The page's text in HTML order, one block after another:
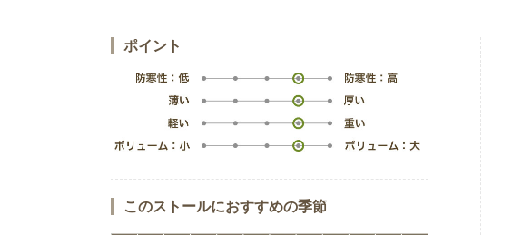
ポイント
このストールにおすすめの季節